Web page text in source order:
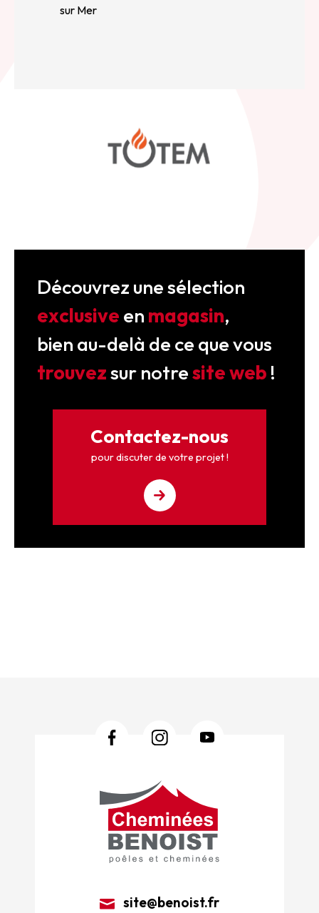
sur Mer
Découvrez une sélection
exclusive en magasin,
bien au-delà de ce que vous
trouvezsur notresite web !
Contactez-nous
pour discuter de votre projet !
site@benoist.fr